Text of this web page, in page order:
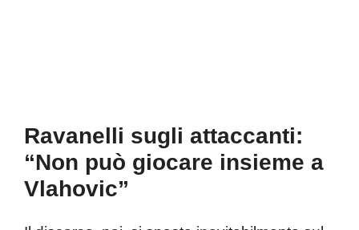
Ravanelli sugli attaccanti:
“Non può giocare insieme a
Vlahovic”